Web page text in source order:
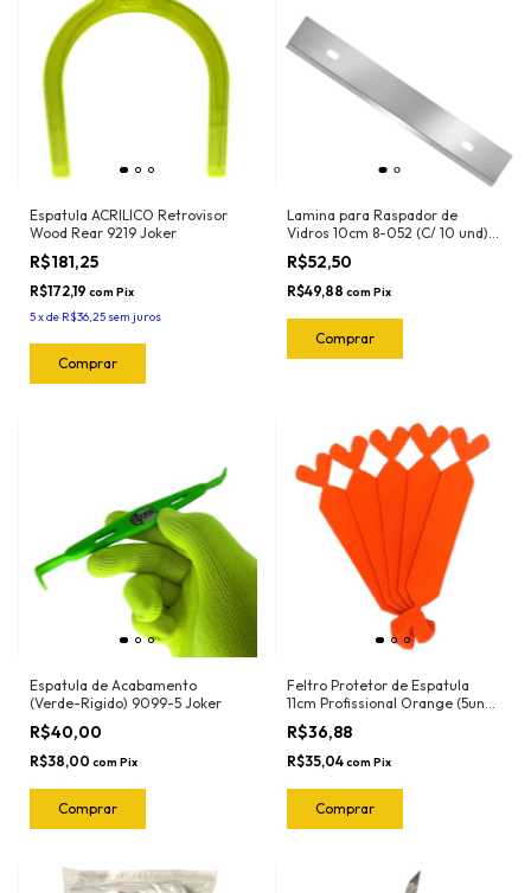
Espatula ACRILICO Retrovisor
Wood Rear 9219 Joker
R$181,25
R$172,19 com Pix
5xde R$36,25 sem juros
Lamina para Raspador de
Vidros 10cm 8-052 (C/ 10 und)
Exfak (Para o Raspador 15-056
Exfak)
R$52,50
R$49,88 com Pix
Espatula de Acabamento
(Verde-Rigido) 9099-5 Joker
R$40,00
R$38,00 com Pix
Feltro Protetor de Espatula
11cm Profissional Orange (5und)
1018.O Joker
R$36,88
R$35,04com Pix